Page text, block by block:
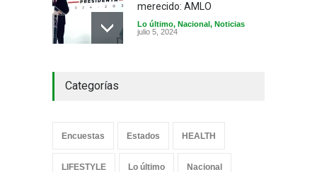
merecido: AMLO
Lo último, Nacional, Noticias
julio 5, 2024
Clara Brugada saca 16
Categorías
Encuestas Estados HEALTH
LIFESTYLE Lo último Nacional